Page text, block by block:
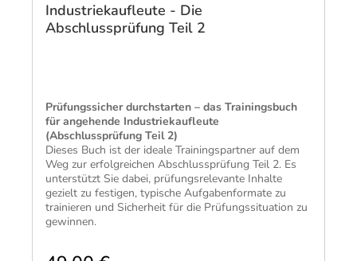
Industriekaufleute - Die
Abschlussprüfung Teil 2
Prüfungssicher durchstarten – das Trainingsbuch
für angehende Industriekaufleute
(Abschlussprüfung Teil 2)
Dieses Buch ist der ideale Trainingspartner auf dem
Weg zur erfolgreichen Abschlussprüfung Teil 2. Es
unterstützt Sie dabei, prüfungsrelevante Inhalte
gezielt zu festigen, typische Aufgabenformate zu
trainieren und Sicherheit für die Prüfungssituation zu
gewinnen.